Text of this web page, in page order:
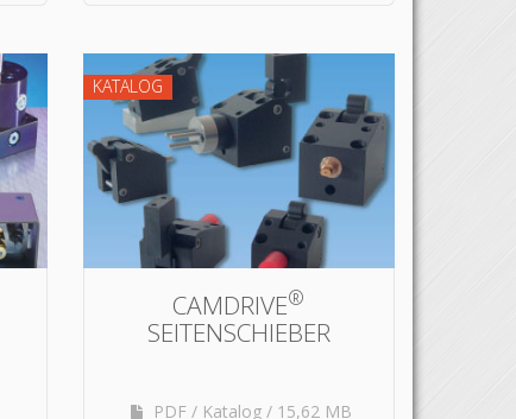
KATALOG
CAMDRIVE®
SEITENSCHIEBER
PDF / Katalog / 15,62 MB